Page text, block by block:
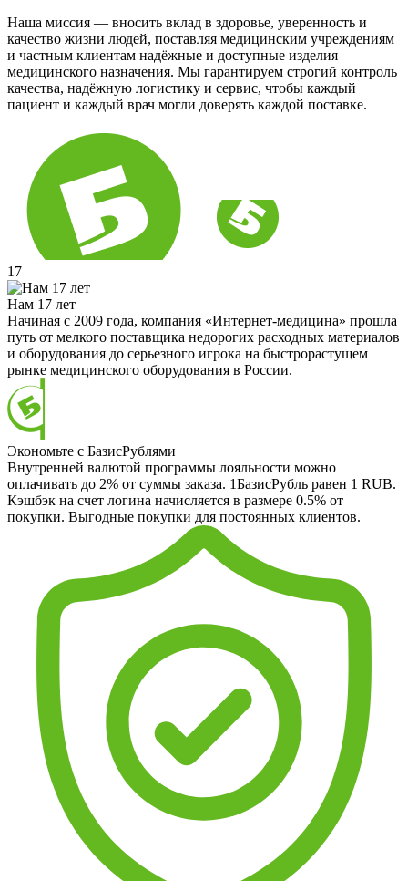
Наша миссия — вносить вклад в здоровье, уверенность и
качество жизни людей, поставляя медицинским учреждениям
и частным клиентам надёжные и доступные изделия
медицинского назначения. Мы гарантируем строгий контроль
качества, надёжную логистику и сервис, чтобы каждый
пациент и каждый врач могли доверять каждой поставке.
17
Нам 17 лет
Начиная с 2009 года, компания «Интернет-медицина» прошла
путь от мелкого поставщика недорогих расходных материалов
и оборудования до серьезного игрока на быстрорастущем
рынке медицинского оборудования в России.
Экономьте с БазисРублями
Внутренней валютой программы лояльности можно
оплачивать до 2% от суммы заказа. 1БазисРубль равен 1 RUB.
Кэшбэк на счет логина начисляется в размере 0.5% от
покупки. Выгодные покупки для постоянных клиентов.